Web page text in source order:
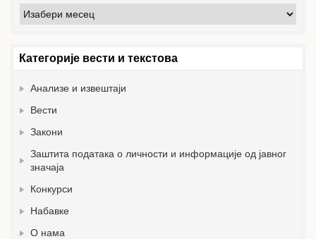
Архива
вести
Категорије вести и текстова
Анализе и извештаји
Вести
Закони
Заштита података о личности и информације од јавног
значаја
Конкурси
Набавке
О нама